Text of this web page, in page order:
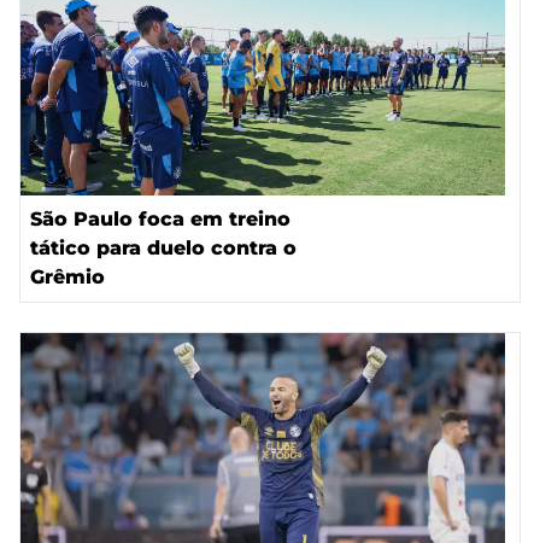
São Paulo foca em treino
tático para duelo contra o
Grêmio